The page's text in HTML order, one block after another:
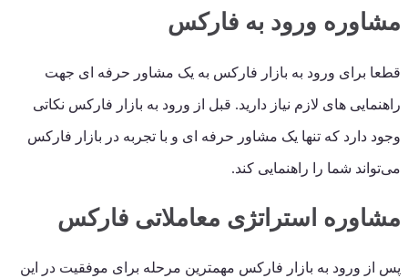
مشاوره ورود به فارکس
قطعا برای ورود به بازار فارکس به یک مشاور حرفه ای جهت
راهنمایی های لازم نیاز دارید. قبل از ورود به بازار فارکس نکاتی
وجود دارد که تنها یک مشاور حرفه ای و با تجربه در بازار فارکس
می‌تواند شما را راهنمایی کند.
مشاوره استراتژی معاملاتی فارکس
پس از ورود به بازار فارکس مهمترین مرحله برای موفقیت در این